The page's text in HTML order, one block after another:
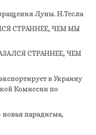
Луны. Н.Тесла
СТРАННЕЕ, ЧЕМ МЫ
СТРАННЕЕ, ЧЕМ
в Украину
Комиссии по
парадигма,